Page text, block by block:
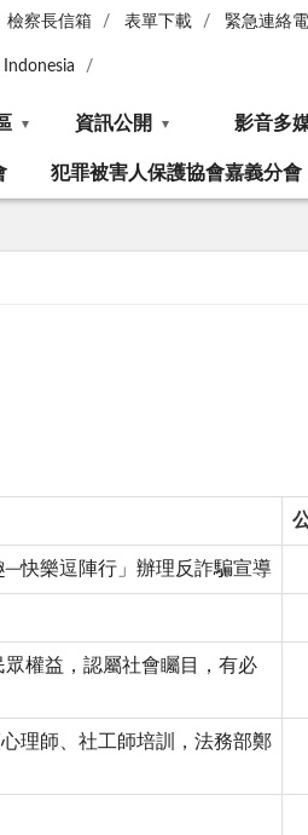
檢察長信箱 表單下載 緊急連絡
Indonesia
資訊公開 影音多
犯罪被害人保護協會嘉義分會
─快樂逗陣行」辦理反詐騙宣導
權益，認屬社會矚目，有必
理師、社工師培訓，法務部鄭